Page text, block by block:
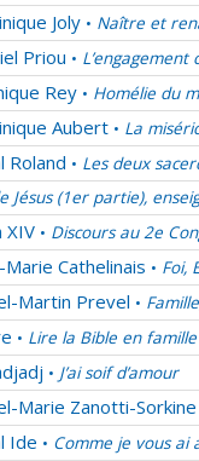
Joly • Naître et
Priou •
Rey • Homélie du
Aubert • La
Roland • Les deux
Jésus (1er partie),
XIV • Discours au 2e
Cathelinais • Foi,
Martin Prevel •
• Lire la Bible en famille
• J’ai soif d’amour
Marie Zanotti-Sorkine
Ide • Comme je vous ai